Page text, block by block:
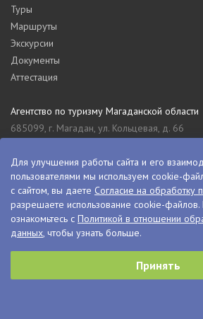
Туры
Маршруты
Экскурсии
Документы
Аттестация
Агентство по туризму Магаданской области
685099, г. Магадан, ул. Кольцевая, д. 66
8 (4132) 61-76-67
Туристский информационный центр
685000, г. Магадан, ул. Пролетарская, д. 11
visitkolyma@mail.ru
+7 (4132) 60-70-11
+7 (4132) 61-73-15
Для улучшения работы сайта и его
пользователями мы используем cookie-
с сайтом, вы даете Согласие на обработку
разрешаете использование cookie-файлов.
ознакомьтесь с Политикой в отношении
данных, чтобы узнать больше.
Принять